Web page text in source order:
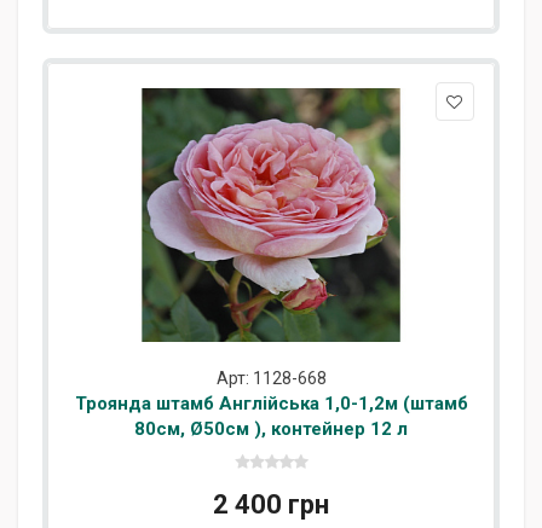
Арт: 1128-668
Троянда штамб Англійська 1,0-1,2м (штамб
80см, Ø50см ), контейнер 12 л
2 400 грн